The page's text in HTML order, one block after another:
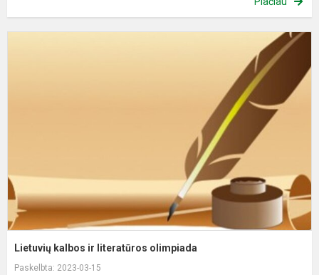
Lietuvių kalbos ir literatūros olimpiada
Paskelbta: 2023-03-15